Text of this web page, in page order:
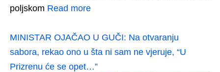
poljskom Read more
MINISTAR OJAČAO U GUČI: Na otvaranju
sabora, rekao ono u šta ni sam ne vjeruje, “U
Prizrenu će se opet…”